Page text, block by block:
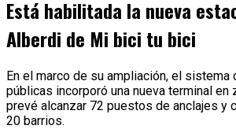
Está habilitada la nueva
Alberdi de Mi bici tu bici
En el marco de su ampliación, el sistema
públicas incorporó una nueva terminal en
prevé alcanzar 72 puestos de anclajes y
20 barrios.